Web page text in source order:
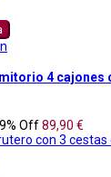
4 cajones
Off89,90 €